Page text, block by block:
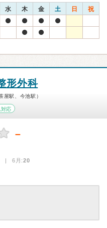
水 木 金 土 日 祝
形外科
屋駅、今池駅）
対応
－
| 6月:20